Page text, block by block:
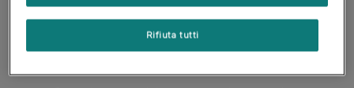
Femmina cucciolo
Rifiuta tutti